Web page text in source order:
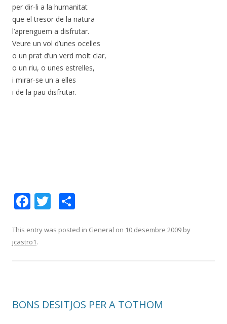
per dir-li a la humanitat
que el tresor de la natura
l’aprenguem a disfrutar.
Veure un vol d’unes ocelles
o un prat d’un verd molt clar,
o un riu, o unes estrelles,
i mirar-se un a elles
i de la pau disfrutar.
F
e
b
k
T
itt m
ix
This entry was posted in General on 10 desembre 2009 by
jcastro1.
BONS DESITJOS PER A TOTHOM